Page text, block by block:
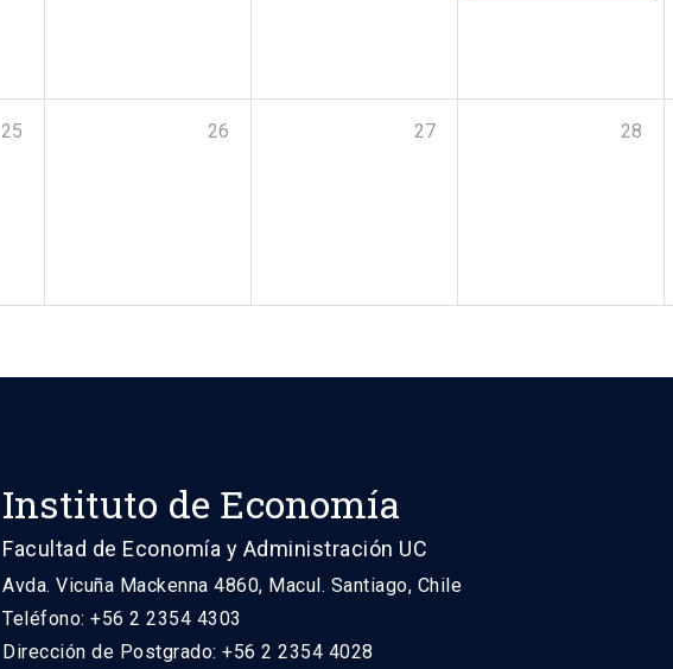
25 26 27 28
Instituto de Economía
Facultad de Economía y Administración UC
Avda. Vicuña Mackenna 4860, Macul. Santiago, Chile
Teléfono: +56 2 2354 4303
Dirección de Postgrado: +56 2 2354 4028